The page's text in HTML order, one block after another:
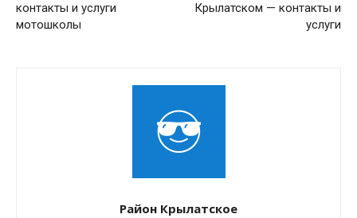
контакты и услуги
мотошколы
Крылатском — контакты и
услуги
Район Крылатское